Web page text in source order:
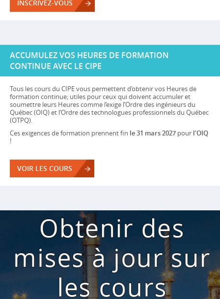
INSCRIVEZ-VOUS
ACCUMULEZ VOS HEURES DE FORMATION
CONTINUE AVEC LE CIPE
Tous les cours du CIPE vous permettent d’obtenir vos Heures de
formation continue; utiles pour ceux qui doivent accumuler et
soumettre leurs Heures comme l’exige l’Ordre des ingénieurs du
Québec (OIQ) et l’Ordre des technologues professionnels du Québec
(OTPQ).
Ces exigences de formation prennent fin le 31 mars 2027 pour l’OIQ
!
VOIR LES COURS